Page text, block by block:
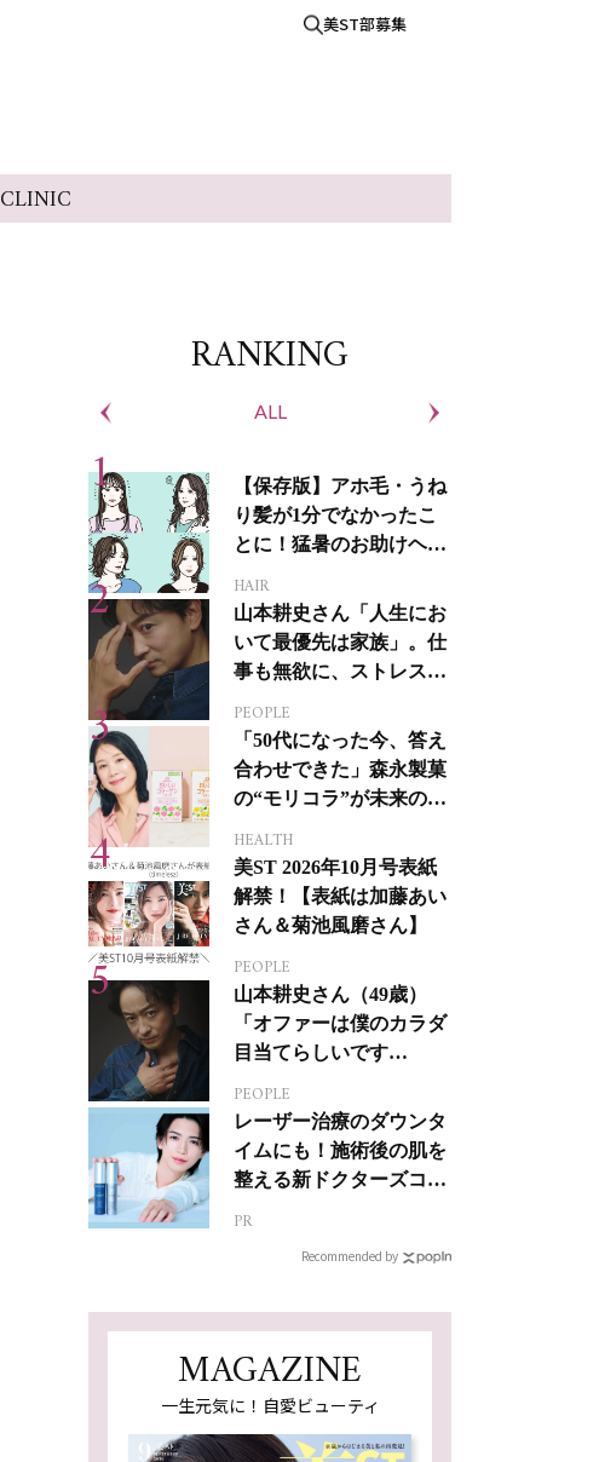
美ST部募集
CLINIC
RANKING
ALL
【保存版】アホ毛・うね
り髪が1分でなかったこ
とに！猛暑のお助けヘア
HAIR
山本耕史さん「人生にお
いて最優先は家族」。仕
事も無欲に、ストレスを
PEOPLE
「50代になった今、答え
合わせできた」森永製菓
の“モリコラ”が未来のキ
HEALTH
美ST 2026年10月号表紙
解禁！【表紙は加藤あい
さん＆菊池風磨さん】
PEOPLE
山本耕史さん（49歳）
「オファーは僕のカラダ
目当てらしいです
ジカルへの挑戦
PEOPLE
レーザー治療のダウンタ
イムにも！施術後の肌を
整える新ドクターズコス
PR
Recommended by
MAGAZINE
一生元気に！自愛ビューティ